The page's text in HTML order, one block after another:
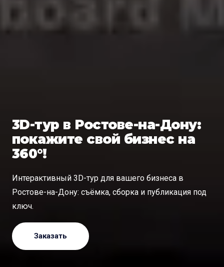
3D-тур в Ростове-на-Дону:
покажите свой бизнес на
360°!
Интерактивный 3D-тур для вашего бизнеса в
Ростове-на-Дону: съёмка, сборка и публикация под
ключ.
Заказать